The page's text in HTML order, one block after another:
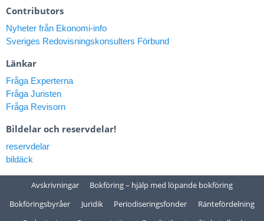
Contributors
Nyheter från Ekonomi-info
Sveriges Redovisningskonsulters Förbund
Länkar
Fråga Experterna
Fråga Juristen
Fråga Revisorn
Bildelar och reservdelar!
reservdelar
bildäck
Avskrivningar
Bokföring – hjälp med löpande bokföring
Bokföringsbyråer
Juridik Periodiseringsfonder
Räntefördelning